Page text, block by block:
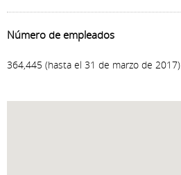
Número de empleados
364,445 (hasta el 31 de marzo de 2017)